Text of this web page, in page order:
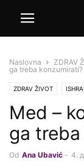
Naslovna ZDRAV
ga treba konzumirati?
ZDRAV ŽIVOT
Med –
ga
Od Ana Ubavić - 4.